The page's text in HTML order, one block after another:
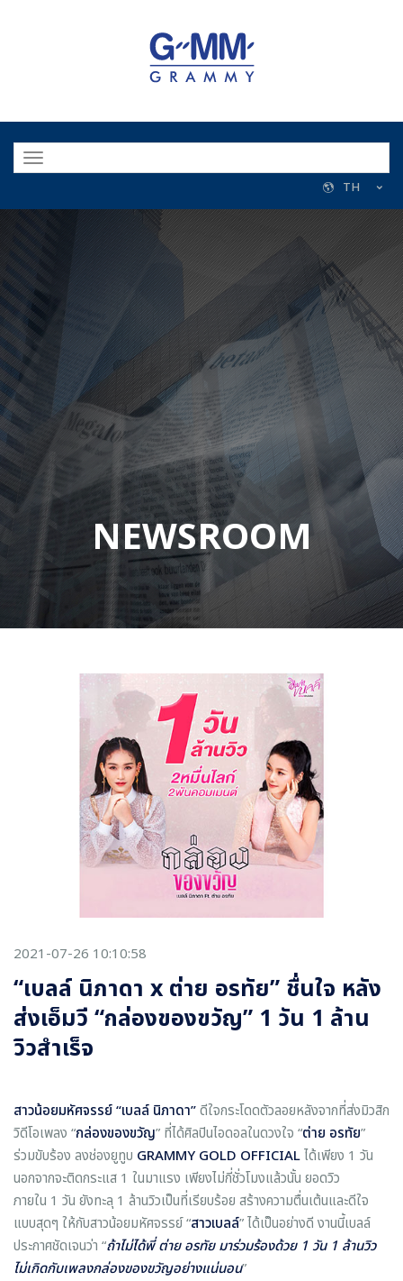
TH
NEWSROOM
2021-07-26 10:10:58
“เบลล์ นิภาดา x ต่าย อรทัย” ชื่นใจ หลัง
ส่งเอ็มวี “กล่องของขวัญ” 1 วัน 1 ล้าน
วิวสำเร็จ
สาวน้อยมหัศจรรย์ “เบลล์ นิภาดา”ดีใจกระโดดตัวลอยหลังจากที่ส่งมิวสิก
วิดีโอเพลง “กล่องของขวัญ” ที่ได้ศิลปินไอดอลในดวงใจ “ต่าย อรทัย”
ร่วมขับร้อง ลงช่องยูทูบ GRAMMY GOLD OFFICIALได้เพียง 1 วัน
นอกจากจะติดกระแส 1 ในมาแรง เพียงไม่กี่ชั่วโมงแล้วนั้น ยอดวิว
ภายใน 1 วัน ยังทะลุ 1 ล้านวิวเป็นที่เรียบร้อย สร้างความตื่นเต้นและดีใจ
แบบสุดๆ ให้กับสาวน้อยมหัศจรรย์ “สาวเบลล์” ได้เป็นอย่างดี งานนี้เบลล์
ประกาศชัดเจนว่า “ถ้าไม่ได้พี่ ต่าย อรทัย มาร่วมร้องด้วย 1 วัน 1 ล้านวิว
ไม่เกิดกับเพลงกล่องของขวัญอย่างแน่นอน”